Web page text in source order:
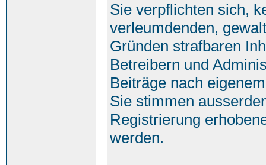
Sie verpflichten sich,
verleumdenden,
Gründen strafbaren
Betreibern und
Beiträge nach
Sie stimmen
Registrierung
werden.